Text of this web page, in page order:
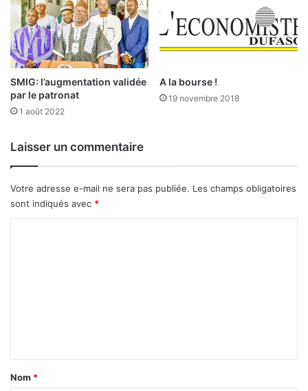
b
r
k
i
n
a
b
s
p
o
l
i
t
u
e
l
r
SMIG: l’augmentation validée
par le patronat
1 août 2022
A la bourse !
19 novembre 2018
Laisser un commentaire
Votre adresse e-mail ne sera pas publiée. Les champs obligatoires
sont indiqués avec *
a
Nom *